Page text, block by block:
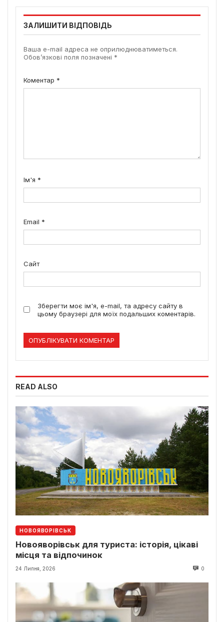
ЗАЛИШИТИ ВІДПОВІДЬ
Ваша e-mail адреса не оприлюднюватиметься.
Обов’язкові поля позначені *
Коментар *
Ім'я *
Email *
Сайт
Зберегти моє ім'я, e-mail, та адресу сайту в
цьому браузері для моїх подальших коментарів.
READ ALSO
НОВОЯВОРІВСЬК
Новояворівськ для туриста: історія, цікаві
місця та відпочинок
24 Липня, 2026 0